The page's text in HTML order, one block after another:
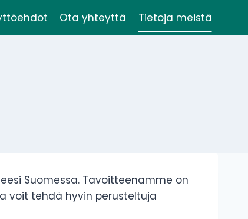
Ota yhteyttä Tietoja meistä
Suomessa. Tavoitteenamme on
voit tehdä hyvin perusteltuja